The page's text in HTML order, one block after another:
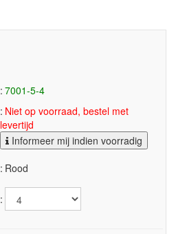
7001-5-4
Niet op voorraad, bestel met
levertijd
Informeer mij indien voorradig
Rood